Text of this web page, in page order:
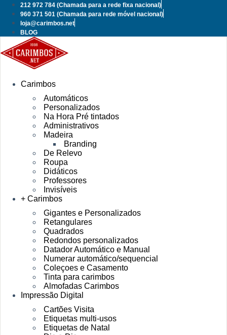
Pular
para
conteúdo
212 972 784 (Chamada para a rede fixa nacional)
960 371 501 (Chamada para rede móvel nacional)
loja@carimbos.net
BLOG
Carimbos
Automáticos
Personalizados
Na Hora Pré tintados
Administrativos
Madeira
Branding
De Relevo
Roupa
Didáticos
Professores
Invisíveis
+ Carimbos
Gigantes e Personalizados
Retangulares
Quadrados
Redondos personalizados
Datador Automático e Manual
Numerar automático/sequencial
Coleçoes e Casamento
Tinta para carimbos
Almofadas Carimbos
Impressão Digital
Cartões Visita
Etiquetas multi-usos
Etiquetas de Natal